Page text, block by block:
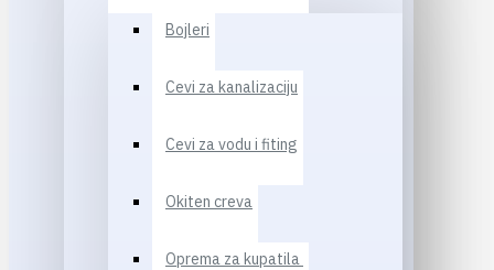
Bojleri
Cevi za kanalizaciju
Cevi za vodu i fiting
Okiten creva
Oprema za kupatila